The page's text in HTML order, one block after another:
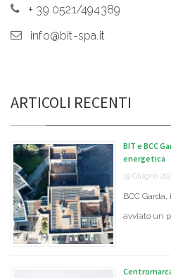
+ 39 0521/494389
info@bit-spa.it
ARTICOLI RECENTI
BIT e BCC
energetica
19 Giugno
BCC
avviato un